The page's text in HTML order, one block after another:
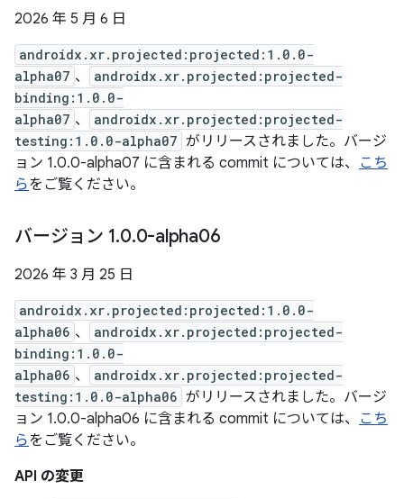
2026 年 5 月 6 日
androidx.xr.projected:projected:1.0.0-
alpha07 、
androidx.xr.projected:projected-
binding:1.0.0-
alpha07 、
androidx.xr.projected:projected-
testing:1.0.0-alpha07 がリリースされました。バージ
ョン 1.0.0-alpha07 に含まれる commit については、 こち
らをご覧ください。
バージョン 1.0.0-alpha06
2026 年 3 月 25 日
androidx.xr.projected:projected:1.0.0-
alpha06 、
androidx.xr.projected:projected-
binding:1.0.0-
alpha06 、
androidx.xr.projected:projected-
testing:1.0.0-alpha06 がリリースされました。バージ
ョン 1.0.0-alpha06 に含まれる commit については、 こち
らをご覧ください。
API の変更